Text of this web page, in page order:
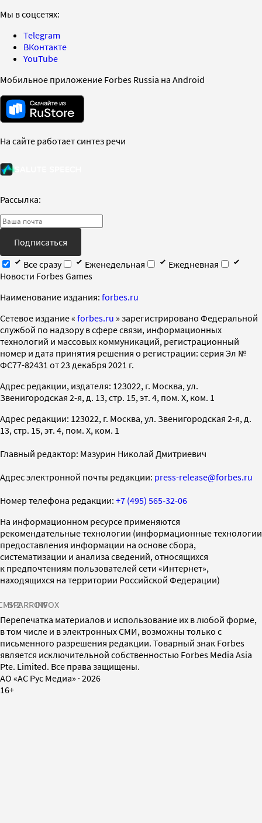
Мы в соцсетях:
Telegram
ВКонтакте
YouTube
Мобильное приложение Forbes Russia на Android
На сайте работает синтез речи
Рассылка:
Подписаться
Все сразу
Еженедельная
Ежедневная
Новости Forbes Games
Наименование издания: forbes.ru
Cетевое издание « forbes.ru » зарегистрировано Федеральной
службой по надзору в сфере связи, информационных
технологий и массовых коммуникаций, регистрационный
номер и дата принятия решения о регистрации: серия Эл №
ФС77-82431 от 23 декабря 2021 г.
Адрес редакции, издателя: 123022, г. Москва, ул.
Звенигородская 2-я, д. 13, стр. 15, эт. 4, пом. X, ком. 1
Адрес редакции: 123022, г. Москва, ул. Звенигородская 2-я, д.
13, стр. 15, эт. 4, пом. X, ком. 1
Главный редактор: Мазурин Николай Дмитриевич
Адрес электронной почты редакции: press-release@forbes.ru
Номер телефона редакции: +7 (495) 565-32-06
На информационном ресурсе применяются
рекомендательные технологии (информационные технологии
предоставления информации на основе сбора,
систематизации и анализа сведений, относящихся
к предпочтениям пользователей сети «Интернет»,
находящихся на территории Российской Федерации)
SPARROWINFOX
Перепечатка материалов и использование их в любой форме,
в том числе и в электронных СМИ, возможны только с
письменного разрешения редакции. Товарный знак Forbes
является исключительной собственностью Forbes Media Asia
Pte. Limited. Все права защищены.
AO «АС Рус Медиа» · 2026
16+